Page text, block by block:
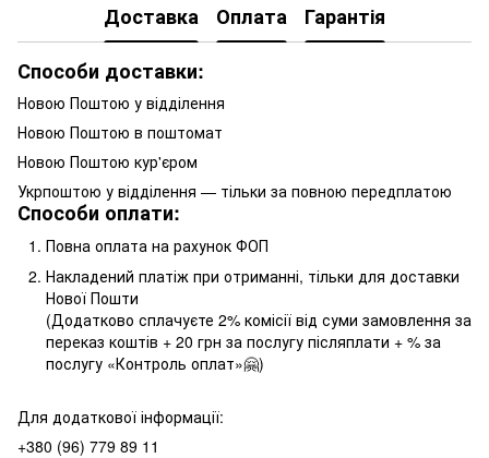
Доставка Оплата
Гарантія
Способи доставки:
Новою Поштою у відділення
Новою Поштою в поштомат
Новою Поштою кур'єром
Укрпоштою у відділення — тільки за повною передплатою
Способи оплати:
Повна оплата на рахунок ФОП
Накладений платіж при отриманні, тільки для доставки
Нової Пошти
(Додатково сплачуєте 2% комісії від суми замовлення за
переказ коштів + 20 грн за послугу післяплати + % за
послугу «Контроль оплат»🤗)
Для додаткової інформації:
+380 (96) 779 89 11